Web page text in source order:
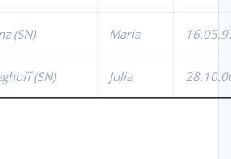
(SN) Maria
(SN) Julia